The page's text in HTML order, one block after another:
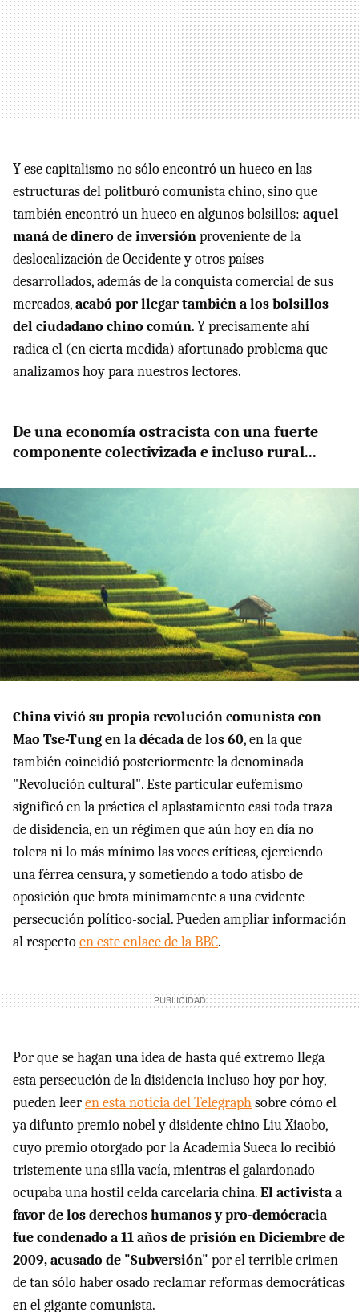
Y ese capitalismo no sólo encontró un hueco en las
estructuras del politburó comunista chino, sino que
también encontró un hueco en algunos bolsillos: aquel
maná de dinero de inversiónproveniente de la
deslocalización de Occidente y otros países
desarrollados, además de la conquista comercial de sus
mercados,acabó por llegar también a los bolsillos
del ciudadano chino común. Y precisamente ahí
radica el (en cierta medida) afortunado problema que
analizamos hoy para nuestros lectores.
De una economía ostracista con una fuerte
componente colectivizada e incluso rural...
China vivió su propia revolución comunista con
Mao Tse-Tung en la década de los 60, en la que
también coincidió posteriormente la denominada
"Revolución cultural". Este particular eufemismo
significó en la práctica el aplastamiento casi toda traza
de disidencia, en un régimen que aún hoy en día no
tolera ni lo más mínimo las voces críticas, ejerciendo
una férrea censura, y sometiendo a todo atisbo de
oposición que brota mínimamente a una evidente
persecución político-social. Pueden ampliar información
al respectoen este enlace de la BBC.
Por que se hagan una idea de hasta qué extremo llega
esta persecución de la disidencia incluso hoy por hoy,
pueden leeren esta noticia del Telegraphsobre cómo el
ya difunto premio nobel y disidente chino Liu Xiaobo,
cuyo premio otorgado por la Academia Sueca lo recibió
tristemente una silla vacía, mientras el galardonado
ocupaba una hostil celda carcelaria china.El activista a
favor de los derechos humanos y pro-demócracia
fue condenado a 11 años de prisión en Diciembre de
2009, acusado de "Subversión" por el terrible crimen
de tan sólo haber osado reclamar reformas democráticas
en el gigante comunista.